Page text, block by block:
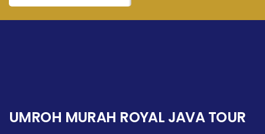
UMROH MURAH ROYAL JAVA TOUR